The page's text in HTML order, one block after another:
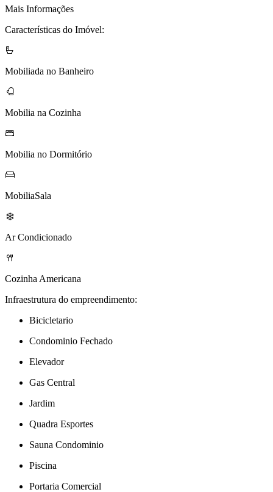
Mais Informações
Características do Imóvel:
Mobiliada no Banheiro
Mobilia na Cozinha
Mobilia no Dormitório
MobiliaSala
Ar Condicionado
Cozinha Americana
Infraestrutura do empreendimento:
Bicicletario
Condominio Fechado
Elevador
Gas Central
Jardim
Quadra Esportes
Sauna Condominio
Piscina
Portaria Comercial